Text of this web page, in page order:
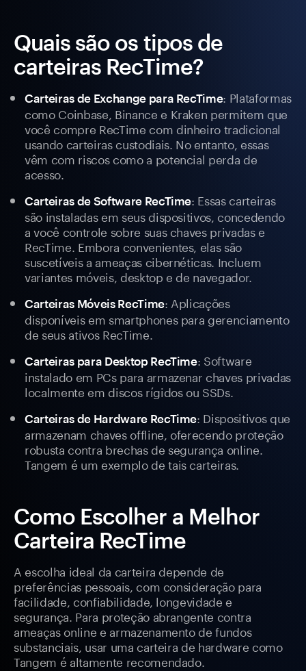
Quais são os tipos de
carteiras RecTime?
Carteiras de Exchange para RecTime: Plataformas
como Coinbase, Binance e Kraken permitem que
você compre RecTime com dinheiro tradicional
usando carteiras custodiais. No entanto, essas
vêm com riscos como a potencial perda de
acesso.
Carteiras de Software RecTime: Essas carteiras
são instaladas em seus dispositivos, concedendo
a você controle sobre suas chaves privadas e
RecTime. Embora convenientes, elas são
suscetíveis a ameaças cibernéticas. Incluem
variantes móveis, desktop e de navegador.
Carteiras Móveis RecTime: Aplicações
disponíveis em smartphones para gerenciamento
de seus ativos RecTime.
Carteiras para Desktop RecTime: Software
instalado em PCs para armazenar chaves privadas
localmente em discos rígidos ou SSDs.
Carteiras de Hardware RecTime: Dispositivos que
armazenam chaves offline, oferecendo proteção
robusta contra brechas de segurança online.
Tangem é um exemplo de tais carteiras.
Como Escolher a Melhor
Carteira RecTime
A escolha ideal da carteira depende de
preferências pessoais, com consideração para
facilidade, confiabilidade, longevidade e
segurança. Para proteção abrangente contra
ameaças online e armazenamento de fundos
substanciais, usar uma carteira de hardware como
Tangem é altamente recomendado.